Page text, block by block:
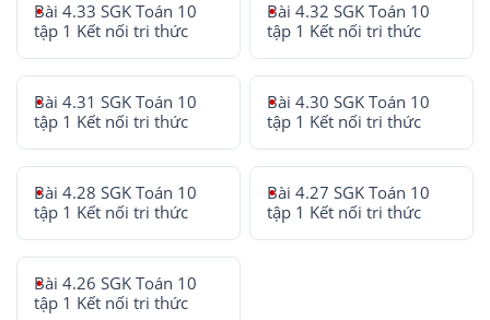
Bài 4.33 SGK Toán 10
tập 1 Kết nối tri thức
Bài 4.32 SGK Toán 10
tập 1 Kết nối tri thức
Bài 4.31 SGK Toán 10
tập 1 Kết nối tri thức
Bài 4.30 SGK Toán 10
tập 1 Kết nối tri thức
Bài 4.28 SGK Toán 10
tập 1 Kết nối tri thức
Bài 4.27 SGK Toán 10
tập 1 Kết nối tri thức
Bài 4.26 SGK Toán 10
tập 1 Kết nối tri thức